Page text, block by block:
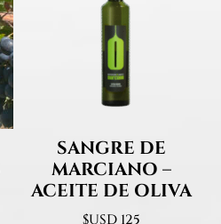
SANGRE DE
MARCIANO –
ACEITE DE OLIVA
$USD 125